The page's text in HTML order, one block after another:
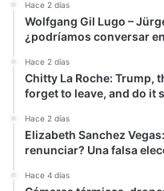
Hace 2 días
Wolfgang Gil Lugo –
¿podríamos conversar
Hace 2 días
Chitty La Roche: Trump,
forget to leave, and do it
Hace 2 días
Elizabeth Sanchez
renunciar? Una falsa
Hace 4 días